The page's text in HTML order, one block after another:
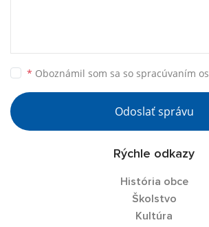
* Oboznámil som sa so spracúvaním
Odoslať správu
Rýchle odkazy
História obce
Školstvo
Kultúra